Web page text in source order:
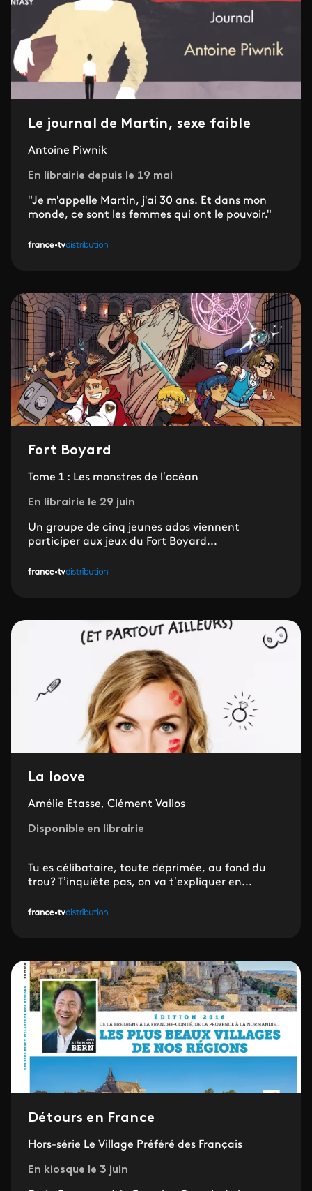
Le journal de Martin, sexe faible
Antoine Piwnik
En librairie depuis le 19 mai
"Je m'appelle Martin, j'ai 30 ans. Et dans mon
monde, ce sont les femmes qui ont le pouvoir."
Fort Boyard
Tome 1 : Les monstres de l’océan
En librairie le 29 juin
Un groupe de cinq jeunes ados viennent
participer aux jeux du Fort Boyard...
La loove
Amélie Etasse, Clément Vallos
Disponible en librairie
Tu es célibataire, toute déprimée, au fond du
trou? T’inquiète pas, on va t’expliquer en...
Détours en France
Hors-série Le Village Préféré des Français
En kiosque le 3 juin